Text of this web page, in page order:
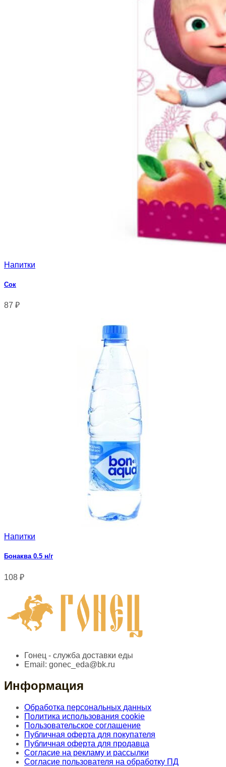
Напитки
Сок
87 ₽
Напитки
Бонаква 0.5 н/г
108 ₽
Гонец - служба доставки еды
Email: gonec_eda@bk.ru
Информация
Обработка персональных данных
Политика использования cookie
Пользовательское соглашение
Публичная оферта для покупателя
Публичная оферта для продавца
Согласие на рекламу и рассылки
Согласие пользователя на обработку ПД